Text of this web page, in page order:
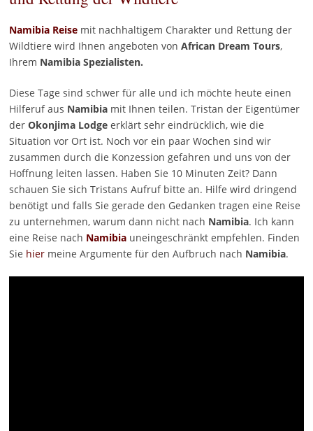
Namibia Reisemit nachhaltigem Charakter und Rettung der
Wildtiere wird Ihnen angeboten von African Dream Tours,
Ihrem Namibia Spezialisten.
Diese Tage sind schwer für alle und ich möchte heute einen
Hilferuf aus Namibiamit Ihnen teilen. Tristan der Eigentümer
der Okonjima Lodgeerklärt sehr eindrücklich, wie die
Situation vor Ort ist. Noch vor ein paar Wochen sind wir
zusammen durch die Konzession gefahren und uns von der
Hoffnung leiten lassen. Haben Sie 10 Minuten Zeit? Dann
schauen Sie sich Tristans Aufruf bitte an. Hilfe wird dringend
benötigt und falls Sie gerade den Gedanken tragen eine Reise
zu unternehmen, warum dann nicht nach Namibia. Ich kann
eine Reise nach Namibiauneingeschränkt empfehlen. Finden
Sie hiermeine Argumente für den Aufbruch nach Namibia.